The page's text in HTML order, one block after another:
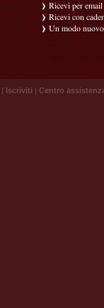
Ricevi per
Ricevi con
Un modo
| Iscriviti | Centro